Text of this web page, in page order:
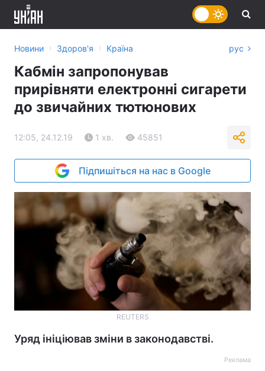
Новини › Здоров'я › Країна рус
Кабмін запропонував
прирівняти електронні сигарети
до звичайних тютюнових
12:05, 24.12.19 1 хв. 45851
Підпишіться на нас в Google
REUTERS
Уряд ініціював зміни в законодавстві.
Реклама